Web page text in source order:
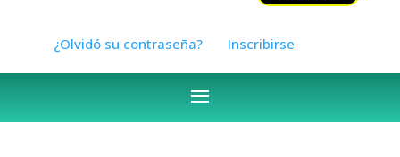
¿Olvidó su contraseña? Inscribirse